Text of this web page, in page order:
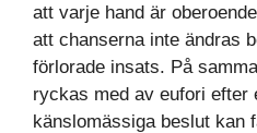
att varje hand är
att chanserna inte ändras
förlorade insats. På
ryckas med av eufori efter
känslomässiga beslut kan